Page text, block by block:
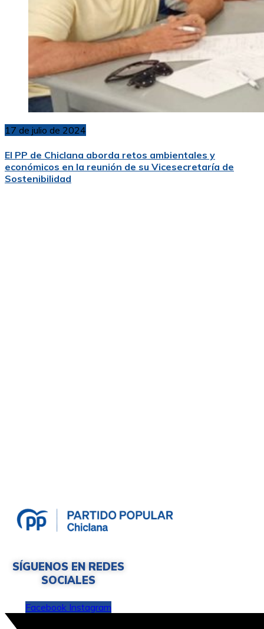
17 de julio de 2024
El PP de Chiclana aborda retos ambientales y
económicos en la reunión de su Vicesecretaría de
Sostenibilidad
SÍGUENOS EN REDES
SOCIALES
Facebook Instagram